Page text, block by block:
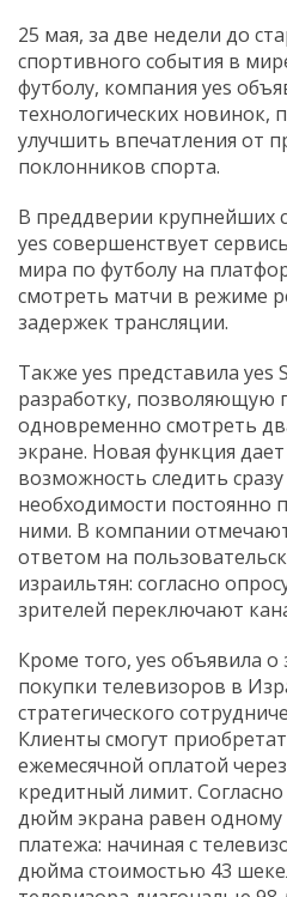
25 мая, за две недели до
спортивного события в
футболу, компания yes
технологических новинок,
улучшить впечатления от
поклонников спорта.
В преддверии крупнейших
yes совершенствует
мира по футболу на
смотреть матчи в режиме
задержек трансляции.
Также yes представила
разработку, позволяющую
одновременно смотреть
экране. Новая функция
возможность следить
необходимости постоянно
ними. В компании
ответом на
израильтян: согласно
зрителей переключают
Кроме того, yes объявила
покупки телевизоров в
стратегического
Клиенты смогут
ежемесячной оплатой
кредитный лимит.
дюйм экрана равен
платежа: начиная с
дюйма стоимостью 43